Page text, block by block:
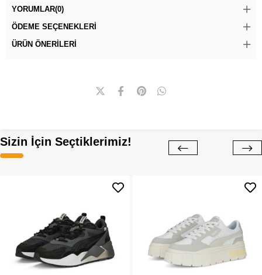
YORUMLAR(0)
ÖDEME SEÇENEKLERI
ÜRÜN ÖNERILERI
Sizin İçin Seçtiklerimiz!